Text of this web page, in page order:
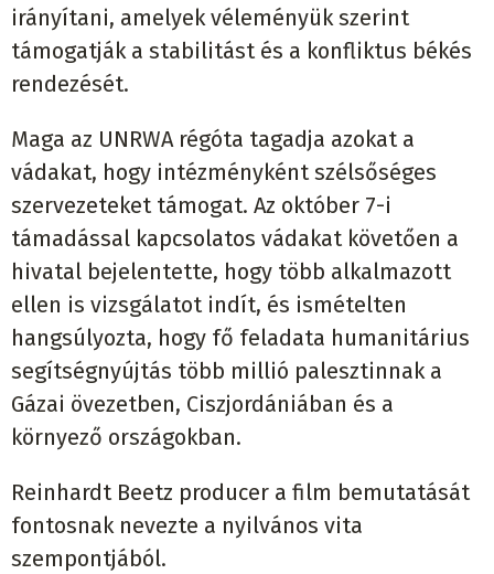
irányítani, amelyek véleményük szerint
támogatják a stabilitást és a konfliktus békés
rendezését.
Maga az UNRWA régóta tagadja azokat a
vádakat, hogy intézményként szélsőséges
szervezeteket támogat. Az október 7-i
támadással kapcsolatos vádakat követően a
hivatal bejelentette, hogy több alkalmazott
ellen is vizsgálatot indít, és ismételten
hangsúlyozta, hogy fő feladata humanitárius
segítségnyújtás több millió palesztinnak a
Gázai övezetben, Ciszjordániában és a
környező országokban.
Reinhardt Beetz producer a film bemutatását
fontosnak nevezte a nyilvános vita
szempontjából.